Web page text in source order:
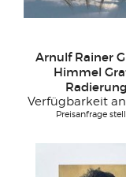
Arnulf Rainer
Himmel
Radierung
Verfügbarkeit
Preisanfrage